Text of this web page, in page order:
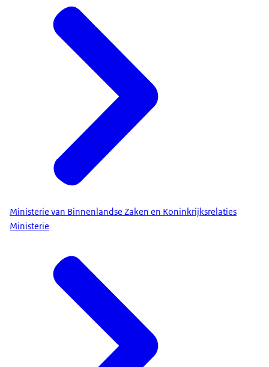
Ministerie van Binnenlandse Zaken en Koninkrijksrelaties
Ministerie